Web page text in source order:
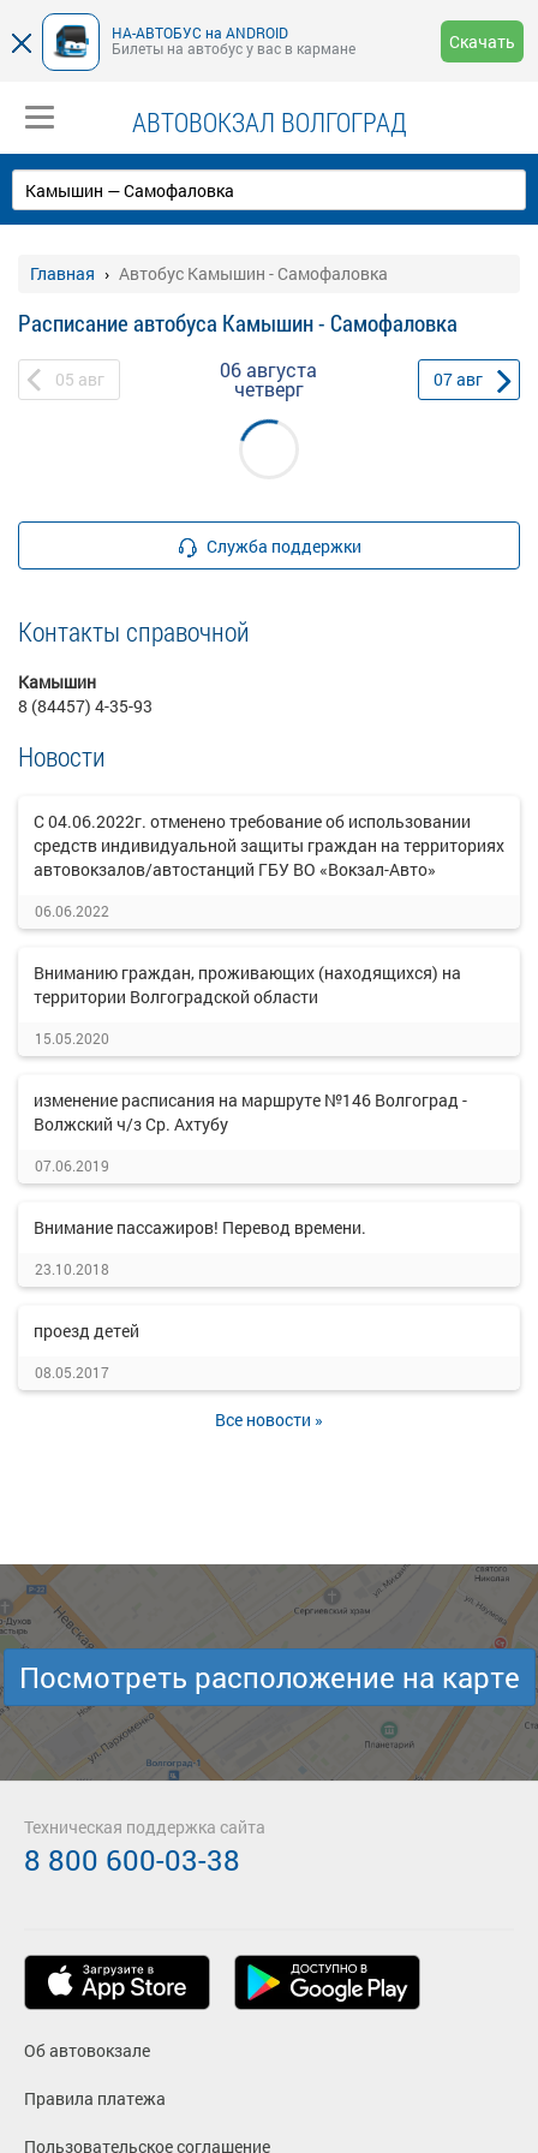
НА-АВТОБУС на ANDROID
Билеты на автобус у вас в кармане
Скачать
АВТОВОКЗАЛ ВОЛГОГРАД
Главная Автобус Камышин - Самофаловка
Расписание автобуса Камышин - Самофаловка
05 авг 06 августа
четверг 07авг
Служба поддержки
Контакты справочной
Камышин
8 (84457) 4-35-93
Новости
С 04.06.2022г. отменено требование об использовании
средств индивидуальной защиты граждан на территориях
автовокзалов/автостанций ГБУ ВО «Вокзал-Авто»
06.06.2022
Вниманию граждан, проживающих (находящихся) на
территории Волгоградской области
15.05.2020
изменение расписания на маршруте №146 Волгоград -
Волжский ч/з Ср. Ахтубу
07.06.2019
Внимание пассажиров! Перевод времени.
23.10.2018
проезд детей
08.05.2017
Все новости »
Посмотреть расположение на карте
Об автовокзале
Правила платежа
Пользовательское соглашение
Техническая поддержка сайта
8 800 600-03-38